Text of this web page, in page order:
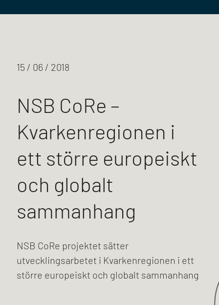
15 / 06 / 2018
NSB CoRe –
Kvarkenregionen i
ett större europeiskt
och globalt
sammanhang
NSB CoRe projektet sätter
utvecklingsarbetet i Kvarkenregionen i ett
större europeiskt och globalt sammanhang